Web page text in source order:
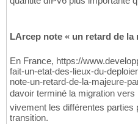
LArcep note « un retard de
En France, https://
fait-un-etat-des-lieux-du-
note-un-retard-de-la-majeure-
davoir terminé la migration
vivement les différentes parties
transition.